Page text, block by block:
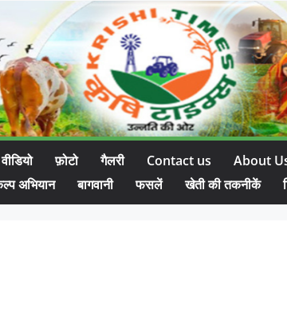
वीडियो फ़ोटो गैलरी Contact us About
अभियान बागवानी फसलें खेती की तकनीकें